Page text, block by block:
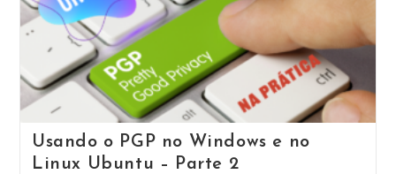
Usando o PGP no Windows e no
Linux Ubuntu – Parte 2